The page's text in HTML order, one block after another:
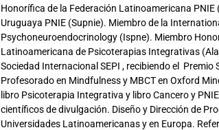
Honorífica de la Federación Latinoamericana PNIE
Uruguaya PNIE (Supnie). Miembro de la
Psychoneuroendocrinology (Ispne). Miembro
Latinoamericana de Psicoterapias Integrativas
Sociedad Internacional SEPI , recibiendo el Premio
Profesorado en Mindfulness y MBCT en Oxford
libro Psicoterapia Integrativa y libro Cancero y
científicos de divulgación. Diseño y Dirección de
Universidades Latinoamericanas y en Europa.